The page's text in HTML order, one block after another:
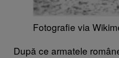
Fotografie via
După ce armatele